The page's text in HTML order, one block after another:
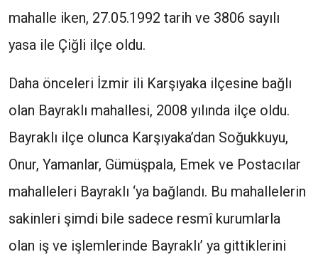
mahalle iken, 27.05.1992 tarih ve 3806 sayılı
yasa ile Çiğli ilçe oldu.
Daha önceleri İzmir ili Karşıyaka ilçesine bağlı
olan Bayraklı mahallesi, 2008 yılında ilçe oldu.
Bayraklı ilçe olunca Karşıyaka’dan Soğukkuyu,
Onur, Yamanlar, Gümüşpala, Emek ve Postacılar
mahalleleri Bayraklı ‘ya bağlandı. Bu mahallelerin
sakinleri şimdi bile sadece resmî kurumlarla
olan iş ve işlemlerinde Bayraklı’ ya gittiklerini